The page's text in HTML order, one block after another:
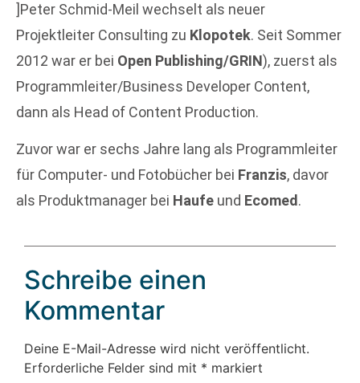
]Peter Schmid-Meil wechselt als neuer
Projektleiter Consulting zu Klopotek. Seit Sommer
2012 war er bei Open Publishing/GRIN), zuerst als
Programmleiter/Business Developer Content,
dann als Head of Content Production.
Zuvor war er sechs Jahre lang als Programmleiter
für Computer- und Fotobücher bei Franzis, davor
als Produktmanager bei Haufe und Ecomed.
Schreibe einen
Kommentar
Deine E-Mail-Adresse wird nicht veröffentlicht.
Erforderliche Felder sind mit * markiert